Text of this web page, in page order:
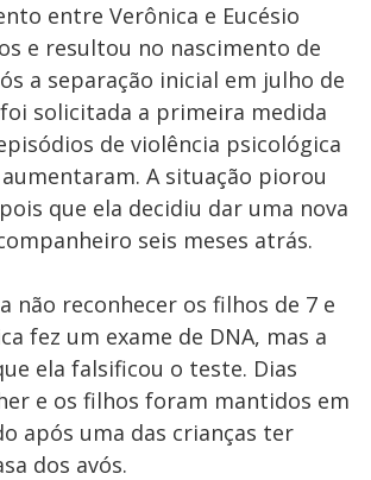
entre Verônica e Eucésio
e resultou no nascimento de
a separação inicial em julho de
solicitada a primeira medida
de violência psicológica
A situação piorou
que ela decidiu dar uma nova
seis meses atrás.
não reconhecer os filhos de 7 e
fez um exame de DNA, mas a
ela falsificou o teste. Dias
e os filhos foram mantidos em
após uma das crianças ter
dos avós.